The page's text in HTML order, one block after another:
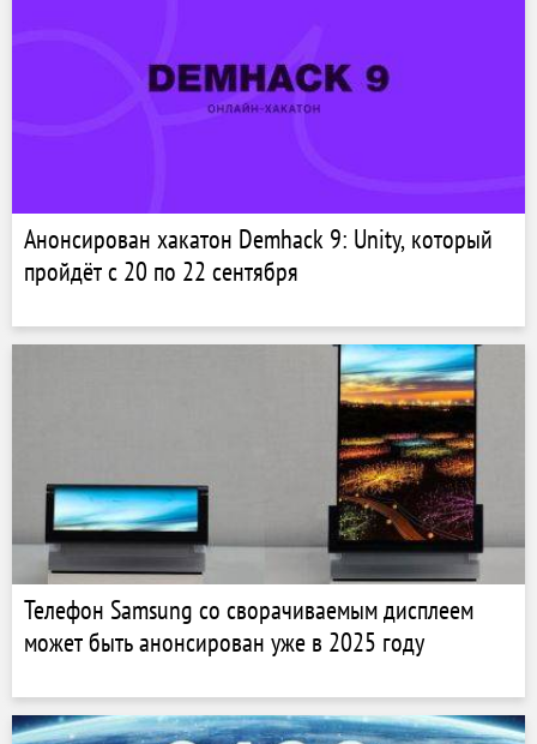
Анонсирован хакатон Demhack 9: Unity, который
пройдёт с 20 по 22 сентября
Телефон Samsung со сворачиваемым дисплеем
может быть анонсирован уже в 2025 году